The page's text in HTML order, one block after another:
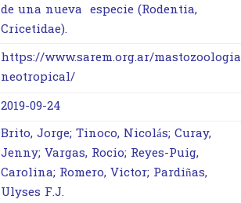
de una nueva especie (Rodentia,
Cricetidae).
https://www.sarem.org.ar/
neotropical/
2019-09-24
Brito, Jorge; Tinoco, Nicolás; Curay,
Jenny; Vargas, Rocio; Reyes-Puig,
Carolina; Romero, Victor; Pardiñas,
Ulyses F.J.